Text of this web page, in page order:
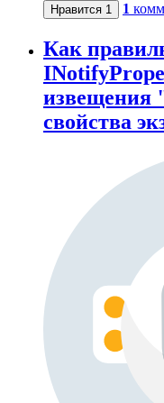
Нравится 1 1
Как
извещения
свойства